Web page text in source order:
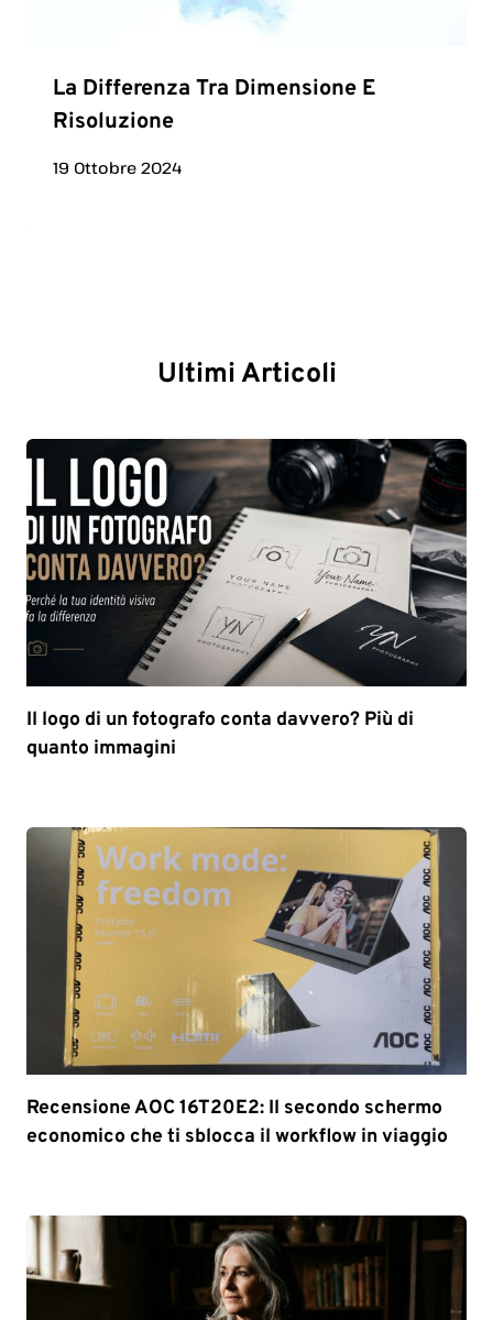
La Differenza Tra Dimensione E
Risoluzione
19 Ottobre 2024
Ultimi Articoli
Il logo di un fotografo conta davvero? Più di
quanto immagini
Recensione AOC 16T20E2: Il secondo schermo
economico che ti sblocca il workflow in viaggio